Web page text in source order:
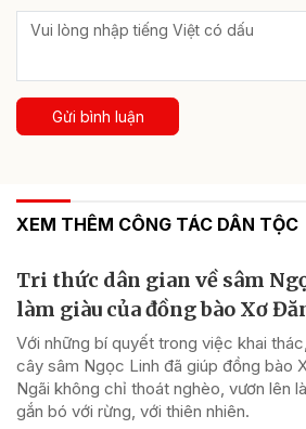
Gửi bình luận
XEM THÊM CÔNG TÁC DÂN TỘC
Tri thức dân gian về sâm
làm giàu của đồng bào Xơ
Với những bí quyết trong việc khai
cây sâm Ngọc Linh đã giúp đồng bào
Ngãi không chỉ thoát nghèo, vươn lên
gắn bó với rừng, với thiên nhiên.